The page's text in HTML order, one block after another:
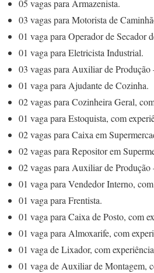
05 vagas para Armazenista.
03 vagas para Motorista de
01 vaga para Operador de Secador
01 vaga para Eletricista Industrial.
03 vagas para Auxiliar de Produção
01 vaga para Ajudante de Cozinha.
02 vagas para Cozinheira Geral,
01 vaga para Estoquista, com
02 vagas para Caixa em
02 vagas para Repositor em
02 vagas para Auxiliar de
01 vaga para Vendedor Interno,
01 vaga para Frentista.
01 vaga para Caixa de Posto, com
01 vaga para Almoxarife, com
01 vaga de Lixador, com
01 vaga de Auxiliar de Montagem,